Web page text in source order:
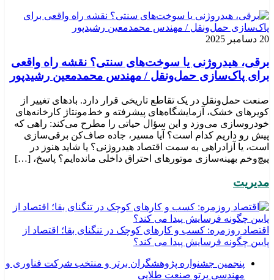
20 دسامبر 2025
برقی، هیدروژنی یا سوخت‌های سنتی؟ نقشه راه واقعی
برای پاک‌سازی حمل‌ونقل / مهندس محمدمعین رشیدپور
صنعت حمل‌ونقل در یک تقاطع تاریخی قرار دارد. بادهای تغییر از
کویرهای خشک، آزمایشگاه‌های پیشرفته و خط‌مونتاژ کارخانه‌های
خودروسازی می‌وزد و این سؤال حیاتی را مطرح می‌کند: راهی که
پیش رو داریم کدام است؟ آیا مسیر، جاده صاف‌کن برقی‌سازی
است، یا آزادراهی به سمت اقتصاد هیدروژنی؟ یا شاید هنوز در
پیچ‌وخم بهینه‌سازی موتورهای احتراق داخلی مانده‌ایم؟ پاسخ، […]
مدیریت
اقتصاد روزمره: کسب‌ و کارهای کوچک در تنگنای بقا؛ اقتصاد از
پایین چگونه فرسایش پیدا می کند؟
پنجمین جشنواره پژوهشگران برتر و منتخب شرکت فناوری و
مهندسی پرتو صنعت طلایی